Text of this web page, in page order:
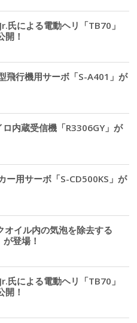
氏による電動ヘリ「TB70」
開！
飛行機用サーボ「S-A401」が
内蔵受信機「R3306GY」が
ー用サーボ「S-CD500KS」が
オイル内の気泡を除去する
登場！
氏による電動ヘリ「TB70」
開！